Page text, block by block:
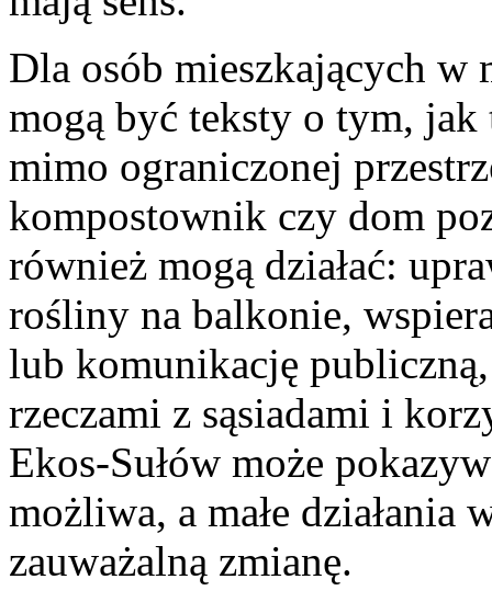
Dla osób mieszkających w
mogą być teksty o tym,
mimo ograniczonej
kompostownik czy dom
również mogą działać:
rośliny na balkonie,
lub komunikację
rzeczami z sąsiadami i
Ekos-Sułów może
możliwa, a małe działania
zauważalną zmianę.